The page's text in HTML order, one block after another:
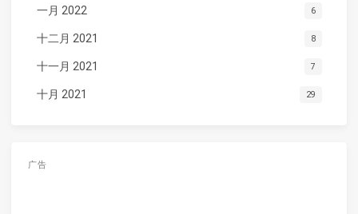
一月 2022 6
十二月 2021 8
十一月 2021 7
十月 2021 29
广告